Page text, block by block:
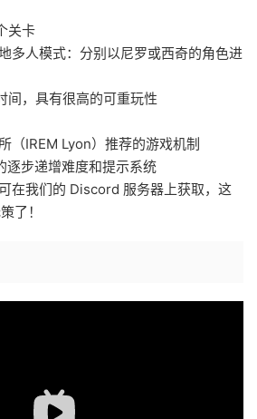
关卡
多人模式：分别以尼罗或西奇的角色进
间，具有很高的可重玩性
（IREM Lyon）推荐的游戏机制
逐步递增难度和提示系统
在我们的 Discord 服务器上获取，这
了！